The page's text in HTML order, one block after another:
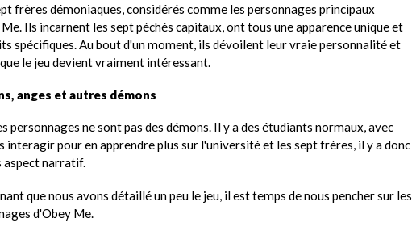
frères démoniaques, considérés comme les personnages principaux
Ils incarnent les sept péchés capitaux, ont tous une apparence unique et
spécifiques. Au bout d'un moment, ils dévoilent leur vraie personnalité et
le jeu devient vraiment intéressant.
anges et autres démons
personnages ne sont pas des démons. Il y a des étudiants normaux, avec
interagir pour en apprendre plus sur l'université et les sept frères, il y a donc
aspect narratif.
que nous avons détaillé un peu le jeu, il est temps de nous pencher sur les
d'Obey Me.